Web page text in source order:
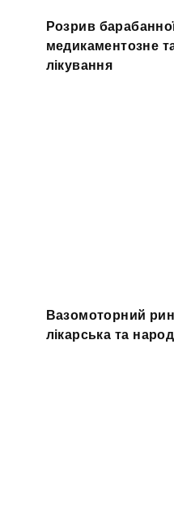
Розрив
медикаментозне
лікування
Вазомоторний
лікарська та